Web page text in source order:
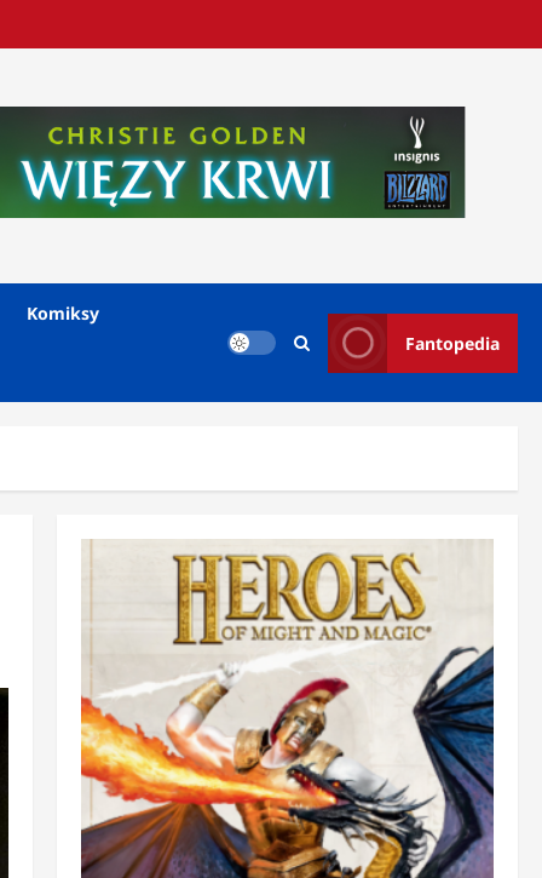
Komiksy
Fantopedia